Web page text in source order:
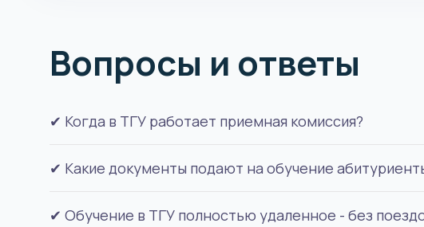
Вопросы и ответы
✔ Когда в ТГУ работает приемная комиссия?
✔ Какие документы подают на обучение
✔ Обучение в ТГУ полностью удаленное - без